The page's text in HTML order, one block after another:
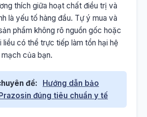
thích giữa hoạt chất điều trị và
là yếu tố hàng đầu. Tự ý mua và
phẩm không rõ nguồn gốc hoặc
liều có thể trực tiếp làm tổn hại hệ
của bạn.
đề:
Hướng dẫn bảo
đúng tiêu chuẩn y tế